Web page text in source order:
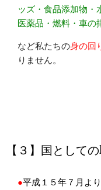
ッズ・食品添加物・
医薬品・燃料・車の
など私たちの身の回
りません。
【３】国として
●平成１５年７月よ